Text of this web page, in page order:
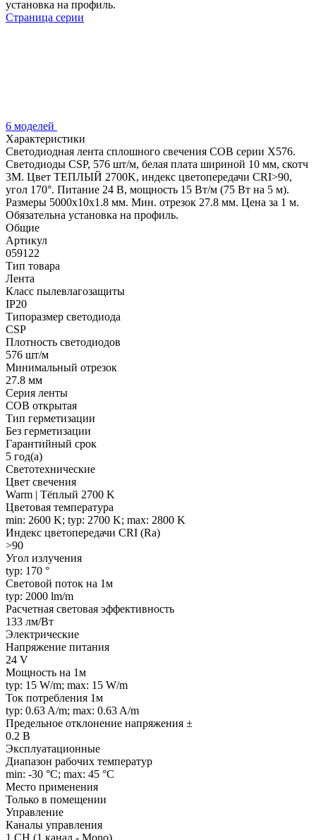
установка на профиль.
Страница серии
6 моделей
Характеристики
Светодиодная лента сплошного свечения COB серии X576.
Светодиоды CSP, 576 шт/м, белая плата шириной 10 мм, скотч
3M. Цвет ТЕПЛЫЙ 2700K, индекс цветопередачи CRI>90,
угол 170°. Питание 24 В, мощность 15 Вт/м (75 Вт на 5 м).
Размеры 5000x10x1.8 мм. Мин. отрезок 27.8 мм. Цена за 1 м.
Обязательна установка на профиль.
Общие
Артикул
059122
Тип товара
Лента
Класс пылевлагозащиты
IP20
Типоразмер светодиода
CSP
Плотность светодиодов
576 шт/м
Минимальный отрезок
27.8 мм
Серия ленты
COB открытая
Тип герметизации
Без герметизации
Гарантийный срок
5 год(а)
Светотехнические
Цвет свечения
Warm | Тёплый 2700 K
Цветовая температура
min: 2600 K; typ: 2700 K; max: 2800 K
Индекс цветопередачи CRI (Ra)
>90
Угол излучения
typ: 170 °
Световой поток на 1м
typ: 2000 lm/m
Расчетная световая эффективность
133 лм/Вт
Электрические
Напряжение питания
24 V
Мощность на 1м
typ: 15 W/m; max: 15 W/m
Ток потребления 1м
typ: 0.63 A/m; max: 0.63 A/m
Предельное отклонение напряжения ±
0.2 В
Эксплуатационные
Диапазон рабочих температур
min: -30 °C; max: 45 °C
Место применения
Только в помещении
Управление
Каналы управления
1 CH (1 канал - Mono)